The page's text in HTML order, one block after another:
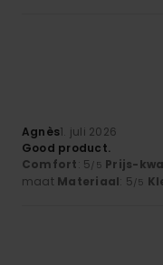
Agnès1. juli 2026
Good product.
Comfort: 5/5 Prijs-
maat Materiaal: 5/5